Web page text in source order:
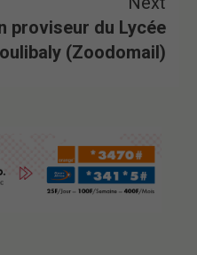
proviseur du Lycée
(Zoodomail)